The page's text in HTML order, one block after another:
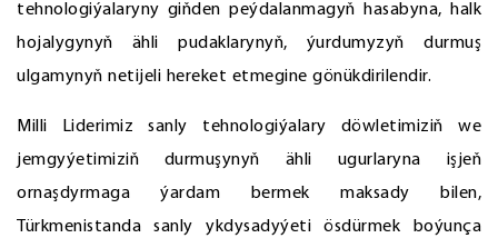
tehnologiýalaryny giňden peýdalanmagyň hasabyna, halk
hojalygynyň ähli pudaklarynyň, ýurdumyzyň durmuş
ulgamynyň netijeli hereket etmegine gönükdirilendir.
Milli Liderimiz sanly tehnologiýalary döwletimiziň we
jemgyýetimiziň durmuşynyň ähli ugurlaryna işjeň
ornaşdyrmaga ýardam bermek maksady bilen,
Türkmenistanda sanly ykdysadyýeti ösdürmek boýunça